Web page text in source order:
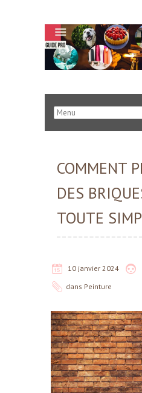
COMMENT
DES
TOUTE
10 janvier 2024
dans Peinture